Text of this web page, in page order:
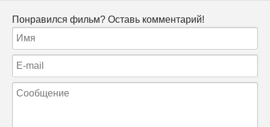
Понравился фильм? Оставь комментарий!